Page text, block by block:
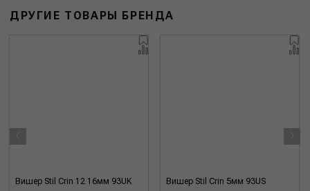
ДРУГИЕ ТОВАРЫ БРЕНДА
Вишер Stil Crin 12 16мм 93UK Вишер Stil Crin 5мм 93US
‹ ›